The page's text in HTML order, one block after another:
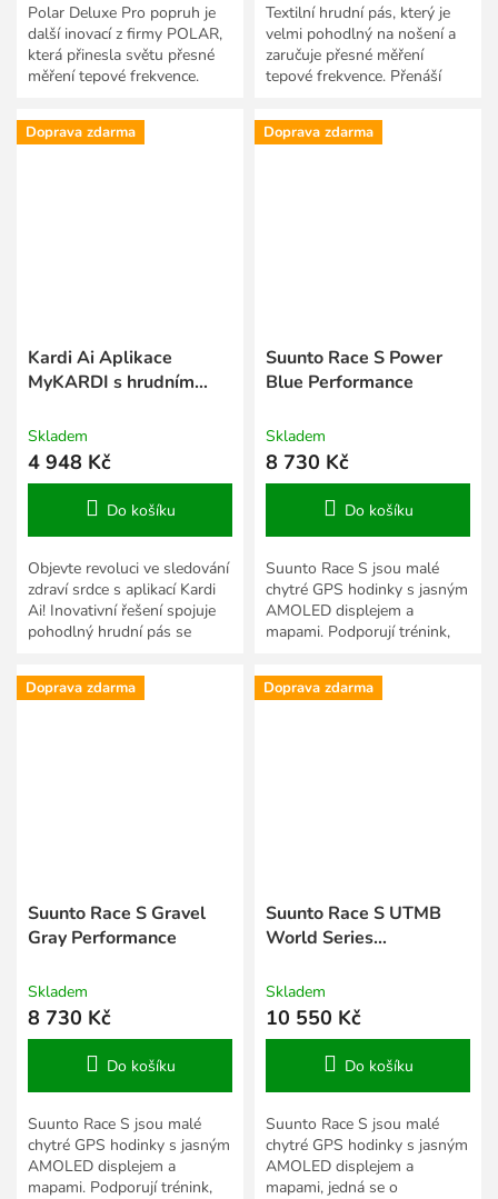
Polar Deluxe Pro popruh je
další inovací z firmy POLAR,
která přinesla světu přesné
měření tepové frekvence.
nově osazena...
Textilní hrudní pás, který je
velmi pohodlný na nošení a
zaručuje přesné měření
tepové frekvence. Přenáší
počítače Suunto bez...
Doprava zdarma
Kardi Ai Aplikace
MyKARDI s hrudním
+ roční licence
Skladem
4 948 Kč
Do košíku
Objevte revoluci ve sledování
zdraví srdce s aplikací Kardi
Ai! Inovativní řešení spojuje
pohodlný hrudní pás se
a intuitivní...
Doprava zdarma
Suunto Race S Power
Blue Performance
Skladem
8 730 Kč
Do košíku
Suunto Race S jsou malé
chytré GPS hodinky s jasným
AMOLED displejem a
mapami. Podporují trénink,
každodenních aktivit. Jsou
vytvořeny...
Doprava zdarma
Suunto Race S Gravel
Gray Performance
Skladem
8 730 Kč
Do košíku
Suunto Race S jsou malé
chytré GPS hodinky s jasným
AMOLED displejem a
mapami. Podporují trénink,
Doprava zdarma
Suunto Race S UTMB
World Series
Skladem
10 550 Kč
Do košíku
Suunto Race S jsou malé
chytré GPS hodinky s jasným
AMOLED displejem a
mapami, jedná se o